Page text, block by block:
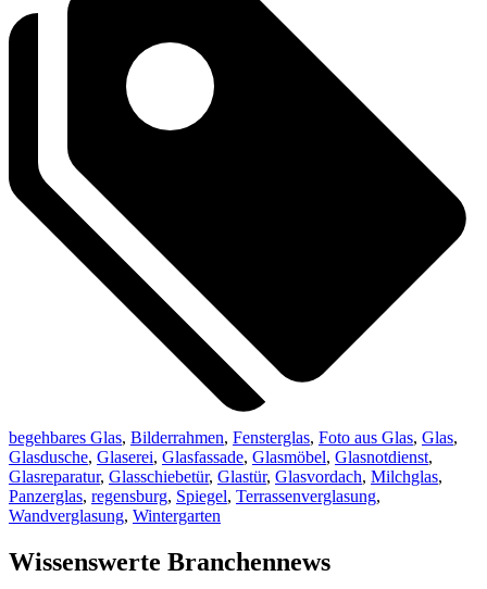
begehbares Glas, Bilderrahmen, Fensterglas, Foto aus Glas, Glas,
Glasdusche, Glaserei, Glasfassade, Glasmöbel, Glasnotdienst,
Glasreparatur, Glasschiebetür, Glastür, Glasvordach, Milchglas,
Panzerglas, regensburg, Spiegel, Terrassenverglasung,
Wandverglasung, Wintergarten
Wissenswerte Branchennews